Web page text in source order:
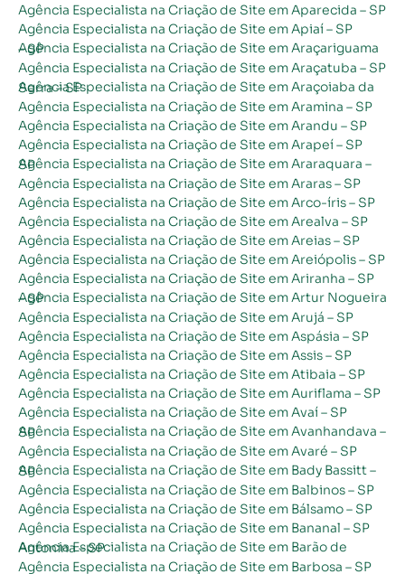
Agência Especialista na Criação de Site em Aparecida – SP
Agência Especialista na Criação de Site em Apiaí – SP
Agência Especialista na Criação de Site em Araçariguama – SP
Agência Especialista na Criação de Site em Araçatuba – SP
Agência Especialista na Criação de Site em Araçoiaba da Serra – SP
Agência Especialista na Criação de Site em Aramina – SP
Agência Especialista na Criação de Site em Arandu – SP
Agência Especialista na Criação de Site em Arapeí – SP
Agência Especialista na Criação de Site em Araraquara – SP
Agência Especialista na Criação de Site em Araras – SP
Agência Especialista na Criação de Site em Arco-íris – SP
Agência Especialista na Criação de Site em Arealva – SP
Agência Especialista na Criação de Site em Areias – SP
Agência Especialista na Criação de Site em Areiópolis – SP
Agência Especialista na Criação de Site em Ariranha – SP
Agência Especialista na Criação de Site em Artur Nogueira – SP
Agência Especialista na Criação de Site em Arujá – SP
Agência Especialista na Criação de Site em Aspásia – SP
Agência Especialista na Criação de Site em Assis – SP
Agência Especialista na Criação de Site em Atibaia – SP
Agência Especialista na Criação de Site em Auriflama – SP
Agência Especialista na Criação de Site em Avaí – SP
Agência Especialista na Criação de Site em Avanhandava – SP
Agência Especialista na Criação de Site em Avaré – SP
Agência Especialista na Criação de Site em Bady Bassitt – SP
Agência Especialista na Criação de Site em Balbinos – SP
Agência Especialista na Criação de Site em Bálsamo – SP
Agência Especialista na Criação de Site em Bananal – SP
Agência Especialista na Criação de Site em Barão de Antonina – SP
Agência Especialista na Criação de Site em Barbosa – SP